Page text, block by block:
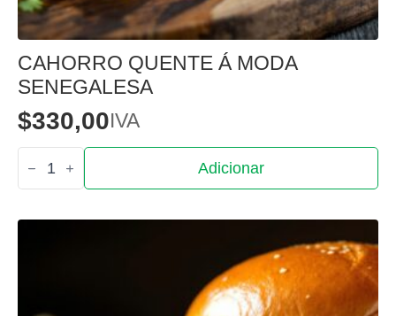
CAHORRO QUENTE Á MODA
SENEGALESA
$330,00IVA
Quantidade
de
Cahorro
á
Adicionar